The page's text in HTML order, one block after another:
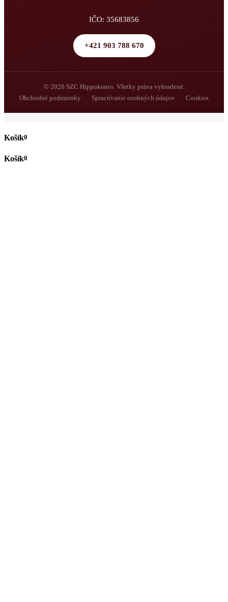
IČO: 35683856
+421 903 788 670
© 2026 SZC Hippokrates. Všetky práva vyhradené.
Obchodné podmienky
Spracúvanie osobných údajov Cookies
0
0